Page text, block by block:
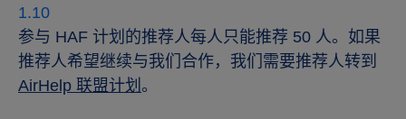
参与 HAF 计划的推荐人每人只能推荐 50 人。如果
推荐人希望继续与我们合作，我们需要推荐人转到
AirHelp 联盟计划 。